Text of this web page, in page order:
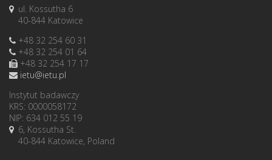
ul. Kossutha 6
40-844 Katowice
+48 32 254 60 31
+48 32 254 01 64
+48 32 254 17 17
ietu@ietu.pl
Instytut badawczy
KRS: 0000058172
NIP: 634 012 55 19
6, Kossutha St.
40-844 Katowice, Poland